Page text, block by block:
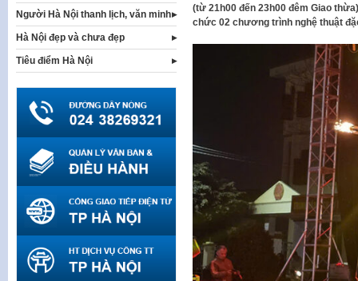
(từ 21h00 đến 23h00 đêm Giao
chức 02 chương trình nghệ thuật
Người Hà Nội thanh lịch, văn minh
Hà Nội đẹp và chưa đẹp
Tiêu điểm Hà Nội